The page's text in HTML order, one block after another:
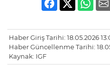
Haber Giriş Tarihi: 18.05.2026
Haber Güncellenme Tarihi:
Kaynak: IGF